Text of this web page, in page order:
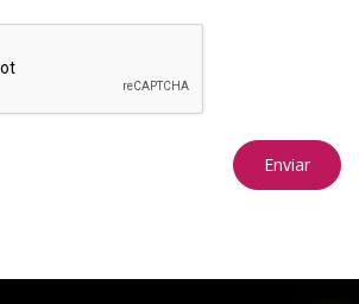
Enviar